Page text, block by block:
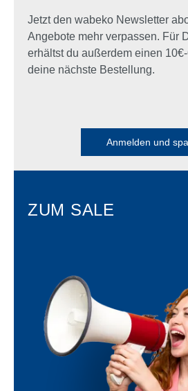
Jetzt den wabeko Newsletter
Angebote mehr verpassen. Für
erhältst du außerdem einen
deine nächste Bestellung.
Anmelden und
ZUM SALE